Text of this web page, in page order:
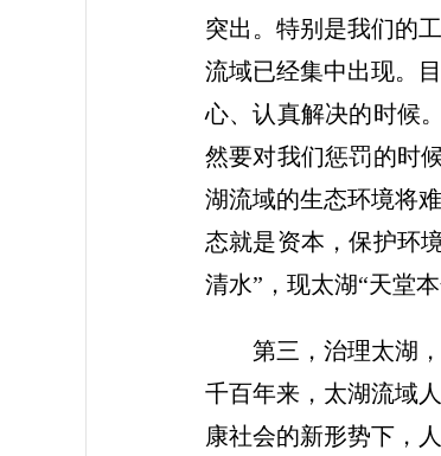
突出。特别是我们的
流域已经集中出现。
心、认真解决的时候
然要对我们惩罚的时
湖流域的生态环境将
态就是资本，保护环
清水”，现太湖“天堂
第三，治理太湖，
千百年来，太湖流域
康社会的新形势下，